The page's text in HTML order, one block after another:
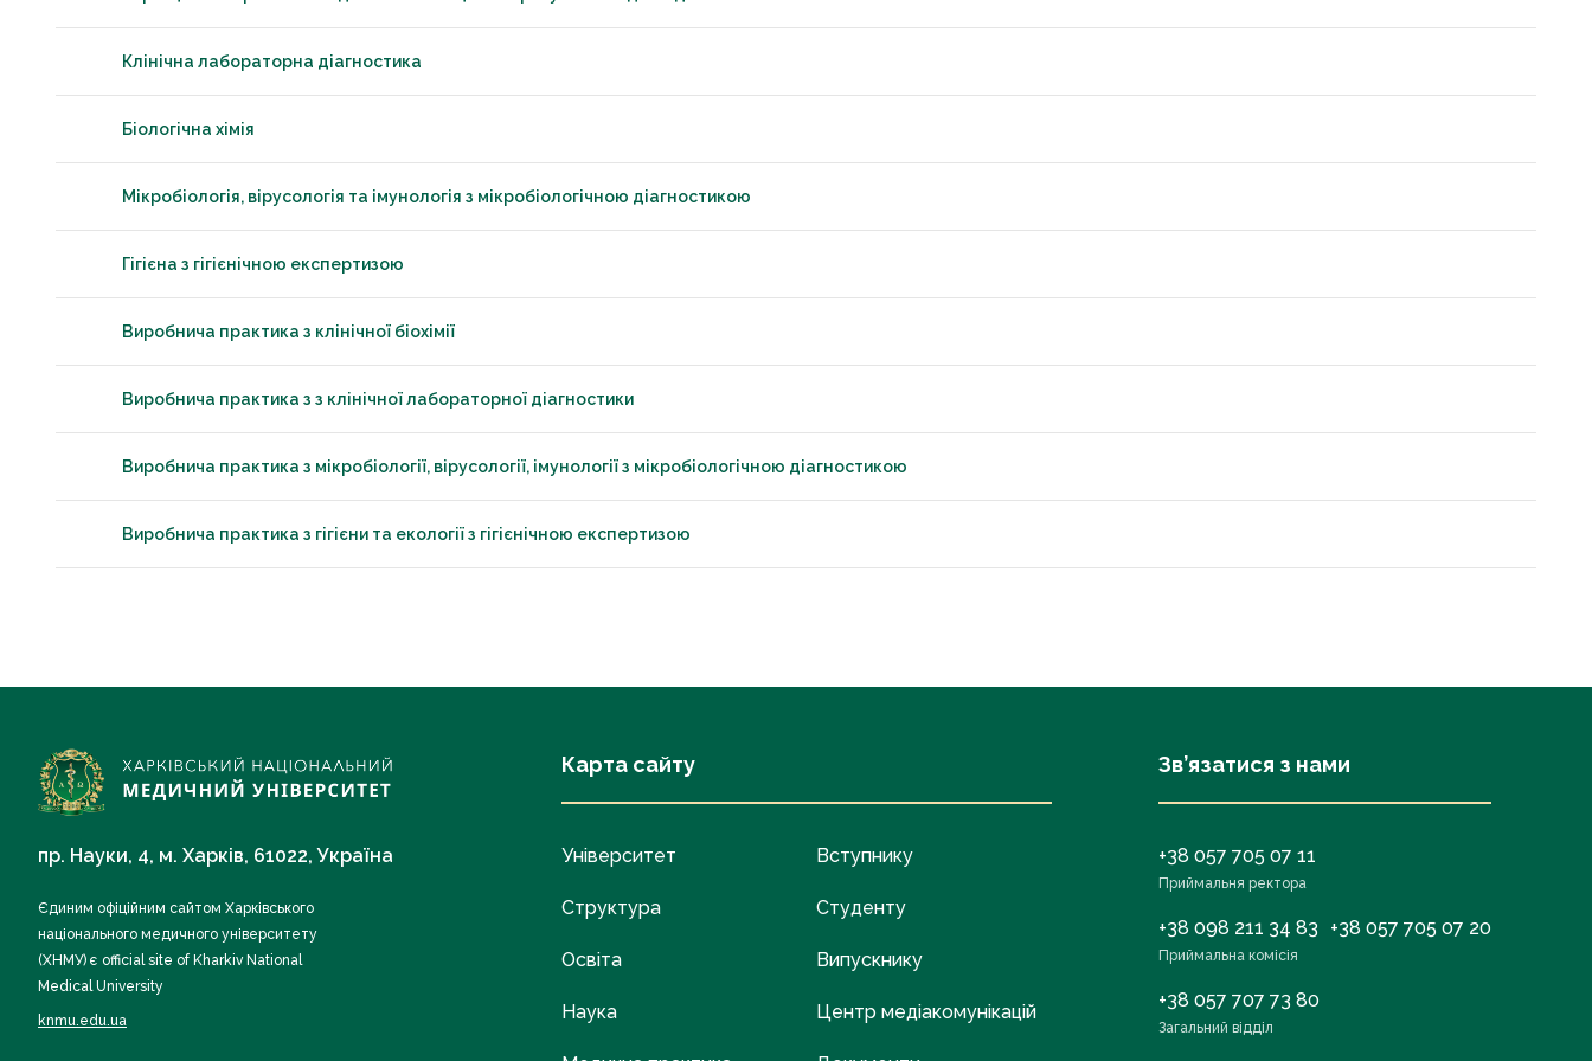
Клінічна лабораторна діагностика
Біологічна хімія
Мікробіологія, вірусологія та імунологія з мікробіологічною діагностикою
Гігієна з гігієнічною експертизою
Виробнича практика з клiнiчної біохiмiї
Виробнича практика з з клінічної лабораторної діагностики
Виробнича практика з мікробіології, вірусології, імунології з мікробіологічною діагностикою
Виробнича практика з гігієни та екології з гігієнічною експертизою
пр. Науки, 4, м. Харків, 61022, Україна
Єдиним офіційним сайтом Харківського
національного медичного університету
(ХНМУ) є official site of Kharkiv National
Medical University
knmu.edu.ua
Карта сайту
Університет
Структура
Освіта
Наука
Вступнику
Студенту
Випускнику
Центр медіакомунікацій
Зв’язатися з нами
+38 057 705 07 11
Приймальня ректора
+38 098 211 34 83 +38 057 705 07 20
Приймальна комісія
+38 057 707 73 80
Загальний відділ